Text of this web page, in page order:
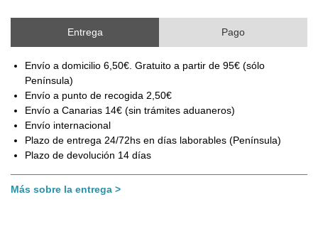
Entrega Pago
Envío a domicilio 6,50€. Gratuito a partir de 95€ (sólo
Península)
Envío a punto de recogida 2,50€
Envío a Canarias 14€ (sin trámites aduaneros)
Envío internacional
Plazo de entrega 24/72hs en días laborables (Península)
Plazo de devolución 14 días
Más sobre la entrega